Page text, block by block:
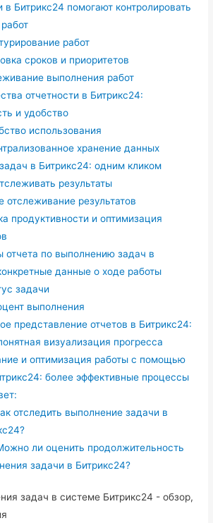
в Битрикс24 помогают контролировать
работ
сроков и приоритетов
выполнения работ
отчетности в Битрикс24:
и удобство
использования
хранение данных
в Битрикс24: одним кликом
результаты
отслеживание результатов
продуктивности и оптимизация
отчета по выполнению задач в
данные о ходе работы
задачи
выполнения
представление отчетов в Битрикс24:
визуализация прогресса
и оптимизация работы с помощью
более эффективные процессы
отследить выполнение задачи в
ли оценить продолжительность
задачи в Битрикс24?